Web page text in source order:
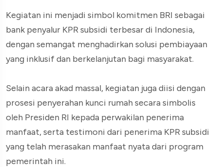
Kegiatan ini menjadi simbol komitmen BRI sebagai
bank penyalur KPR subsidi terbesar di Indonesia,
dengan semangat menghadirkan solusi pembiayaan
yang inklusif dan berkelanjutan bagi masyarakat.
Selain acara akad massal, kegiatan juga diisi dengan
prosesi penyerahan kunci rumah secara simbolis
oleh Presiden RI kepada perwakilan penerima
manfaat, serta testimoni dari penerima KPR subsidi
yang telah merasakan manfaat nyata dari program
pemerintah ini.